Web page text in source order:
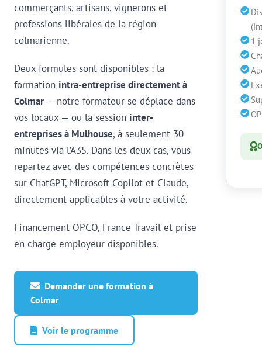
commerçants, artisans, vignerons et
professions libérales de la région
colmarienne.
Deux formules sont disponibles : la
formation intra-entreprise directement à
Colmar— notre formateur se déplace dans
vos locaux — ou la session inter-
entreprises à Mulhouse, à seulement 30
minutes via l’A35. Dans les deux cas, vous
repartez avec des compétences concrètes
sur ChatGPT, Microsoft Copilot et Claude,
directement applicables à votre activité.
Financement OPCO, France Travail et prise
en charge employeur disponibles.
Demander une formation à
Colmar
Voir le programme
1